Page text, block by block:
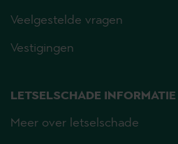
Veelgestelde vragen
Vestigingen
LETSELSCHADE INFORMATIE
Meer over letselschade